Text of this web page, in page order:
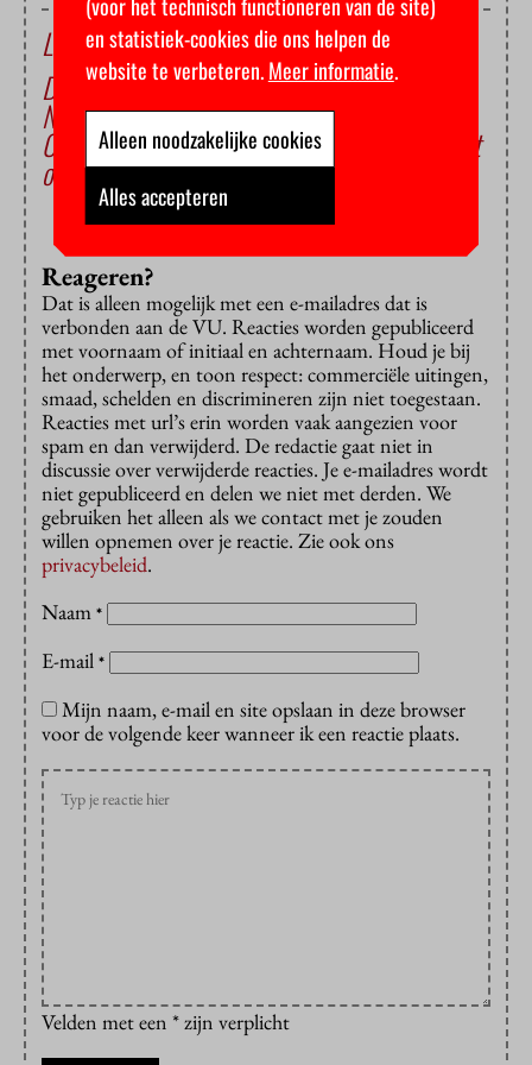
Lees ook
D66 en BBB botsen over langstudeerboete
Nederland telt veel langstudeerders
Coalitie houdt langstudeerboete tot het laatst
overeind
Reageren?
Dat is alleen mogelijk met een e-mailadres dat is
verbonden aan de VU. Reacties worden gepubliceerd
met voornaam of initiaal en achternaam. Houd je bij
het onderwerp, en toon respect: commerciële uitingen,
smaad, schelden en discrimineren zijn niet toegestaan.
Reacties met url’s erin worden vaak aangezien voor
spam en dan verwijderd. De redactie gaat niet in
discussie over verwijderde reacties. Je e-mailadres wordt
niet gepubliceerd en delen we niet met derden. We
gebruiken het alleen als we contact met je zouden
willen opnemen over je reactie. Zie ook ons
privacybeleid.
Naam *
E-mail *
Mijn naam, e-mail en site opslaan in deze browser
voor de volgende keer wanneer ik een reactie plaats.
Velden met een * zijn verplicht
en statistiek-cookies die ons helpen de
website te verbeteren.Meer informatie.
Alleen noodzakelijke cookies
Alles accepteren